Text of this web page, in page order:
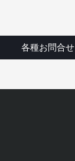
各種お問合せ